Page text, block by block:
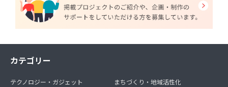
カテゴリー
テクノロジー・ガジェット
まちづくり・地域活性化